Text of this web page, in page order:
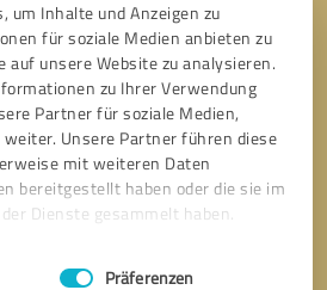
um Inhalte und Anzeigen zu
für soziale Medien anbieten zu
auf unsere Website zu analysieren.
zu Ihrer Verwendung
Partner für soziale Medien,
weiter. Unsere Partner führen diese
mit weiteren Daten
bereitgestellt haben oder die sie im
Dienste gesammelt haben.
Präferenzen